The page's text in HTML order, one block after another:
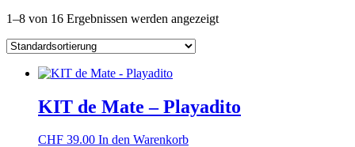
1–8 von 16 Ergebnissen werden angezeigt
KIT de Mate – Playadito
CHF 39.00 In den Warenkorb